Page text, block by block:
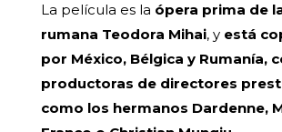
La película es la ópera prima de
rumana Teodora Mihai, y está
por México, Bélgica y Rumanía,
productoras de directores
como los hermanos Dardenne,